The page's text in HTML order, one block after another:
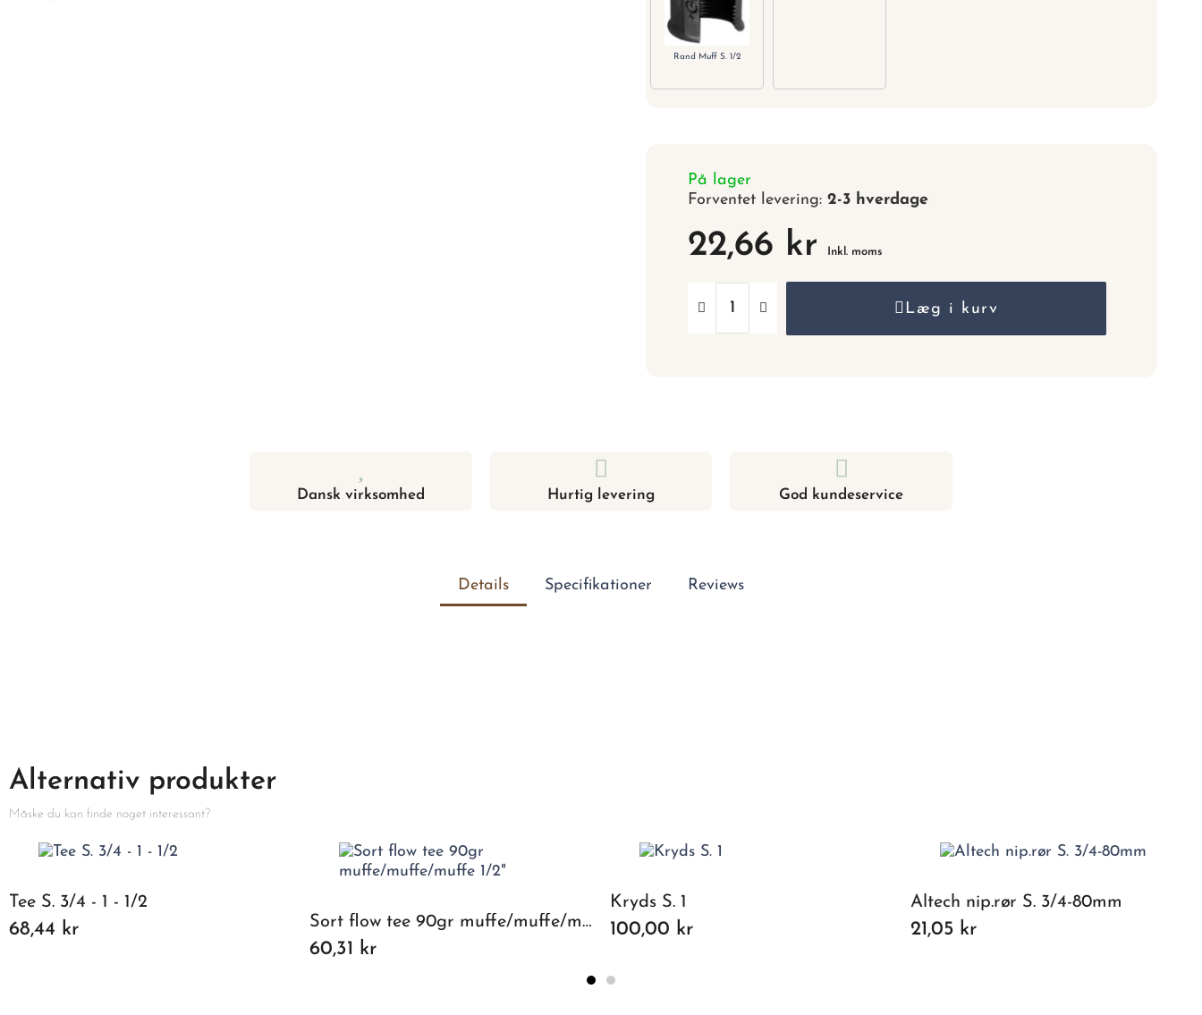
Rand Muff S. 1/2
På lager
Forventet levering:2-3 hverdage
22,66 kr Inkl. moms
Læg i kurv
Dansk virksomhed Hurtig levering God kundeservice
Details Specifikationer Reviews
Alternativ produkter
Måske du kan finde noget interessant?
Tee S. 3/4 - 1 - 1/2
68,44 kr Sort flow tee 90gr muffe/muffe/muffe 1/2"
60,31 kr
Kryds S. 1
100,00 kr
Altech nip.rør S. 3/4-80mm
21,05 kr